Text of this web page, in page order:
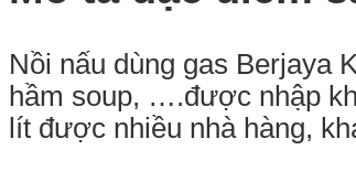
Nồi nấu dùng gas Berjaya
hầm soup, ….được nhập
lít được nhiều nhà hàng,